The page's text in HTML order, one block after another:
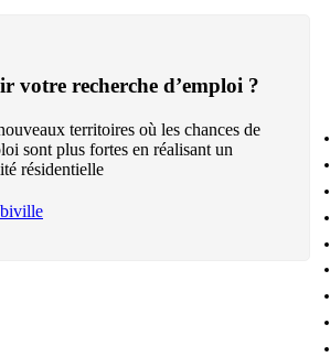
votre recherche d’emploi ?
territoires où les chances de
sont plus fortes en réalisant un
résidentielle